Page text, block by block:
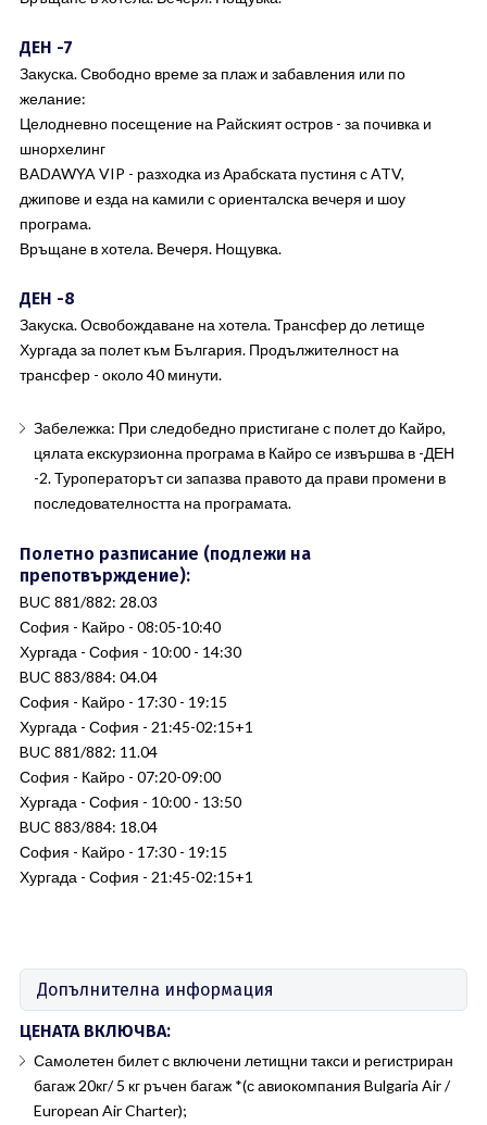
ДЕН -7
Закуска. Свободно време за плаж и забавления или по
желание:
Целодневно посещение на Райският остров - за почивка и
шнорхелинг
BADAWYA VIP - разходка из Арабската пустиня с ATV,
джипове и езда на камили с ориенталска вечеря и шоу
програма.
Връщане в хотела. Вечеря. Нощувка.
ДЕН -8
Закуска. Освобождаване на хотела. Трансфер до летище
Хургада за полет към България. Продължителност на
трансфер - около 40 минути.
Забележка: При следобедно пристигане с полет до Кайро,
цялата екскурзионна програма в Кайро се извършва в -ДЕН
-2. Туроператорът си запазва правото да прави промени в
последователността на програмата.
Полетно разписание (подлежи на
препотвърждение):
BUC 881/882: 28.03
София - Кайро - 08:05-10:40
Хургада - София - 10:00 - 14:30
BUC 883/884: 04.04
София - Кайро - 17:30 - 19:15
Хургада - София - 21:45-02:15+1
BUC 881/882: 11.04
София - Кайро - 07:20-09:00
Хургада - София - 10:00 - 13:50
BUC 883/884: 18.04
София - Кайро - 17:30 - 19:15
Хургада - София - 21:45-02:15+1
Допълнителна информация
ЦЕНАТА ВКЛЮЧВА:
Самолетен билет с включени летищни такси и регистриран
багаж 20кг/ 5 кг ръчен багаж *(с авиокомпания Bulgaria Air /
European Air Charter);